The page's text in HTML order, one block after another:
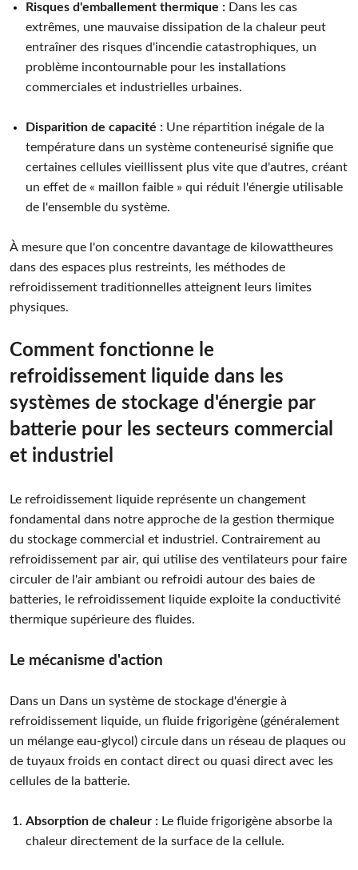
Risques d'emballement thermique : Dans les cas
extrêmes, une mauvaise dissipation de la chaleur peut
entraîner des risques d'incendie catastrophiques, un
problème incontournable pour les installations
commerciales et industrielles urbaines.
Disparition de capacité : Une répartition inégale de la
température dans un système conteneurisé signifie que
certaines cellules vieillissent plus vite que d'autres, créant
un effet de « maillon faible » qui réduit l'énergie utilisable
de l'ensemble du système.
À mesure que l'on concentre davantage de kilowattheures
dans des espaces plus restreints, les méthodes de
refroidissement traditionnelles atteignent leurs limites
physiques.
Comment fonctionne le
refroidissement liquide dans les
systèmes de stockage d'énergie par
batterie pour les secteurs commercial
et industriel
Le refroidissement liquide représente un changement
fondamental dans notre approche de la gestion thermique
du stockage commercial et industriel. Contrairement au
refroidissement par air, qui utilise des ventilateurs pour faire
circuler de l'air ambiant ou refroidi autour des baies de
batteries, le refroidissement liquide exploite la conductivité
thermique supérieure des fluides.
Le mécanisme d'action
Dans un Dans un système de stockage d'énergie à
refroidissement liquide, un fluide frigorigène (généralement
un mélange eau-glycol) circule dans un réseau de plaques ou
de tuyaux froids en contact direct ou quasi direct avec les
cellules de la batterie.
Absorption de chaleur : Le fluide frigorigène absorbe la
chaleur directement de la surface de la cellule.